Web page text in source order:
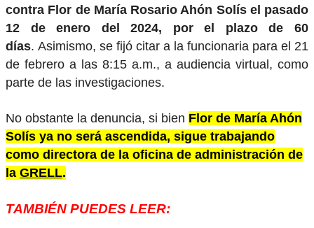
contra Flor de María Rosario Ahón Solís el pasado
12 de enero del 2024, por el plazo de 60
días. Asimismo, se fijó citar a la funcionaria para el 21
de febrero a las 8:15 a.m., a audiencia virtual, como
parte de las investigaciones.
No obstante la denuncia, si bien Flor de María Ahón
Solís ya no será ascendida, sigue trabajando
como directora de la oficina de administración de
la GRELL.
TAMBIÉN PUEDES LEER: